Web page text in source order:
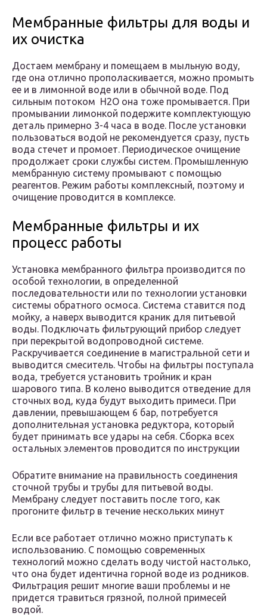
Мембранные фильтры для воды и
их очистка
Достаем мембрану и помещаем в мыльную воду,
где она отлично прополаскивается, можно промыть
ее и в лимонной воде или в обычной воде. Под
сильным потоком H2O она тоже промывается. При
промывании лимонкой подержите комплектующую
деталь примерно 3-4 часа в воде. После установки
пользоваться водой не рекомендуется сразу, пусть
вода стечет и промоет. Периодическое очищение
продолжает сроки службы систем. Промышленную
мембранную систему промывают с помощью
реагентов. Режим работы комплексный, поэтому и
очищение проводится в комплексе.
Мембранные фильтры и их
процесс работы
Установка мембранного фильтра производится по
особой технологии, в определенной
последовательности или по технологии установки
системы обратного осмоса. Система ставится под
мойку, а наверх выводится краник для питьевой
воды. Подключать фильтрующий прибор следует
при перекрытой водопроводной системе.
Раскручивается соединение в магистральной сети и
выводится смеситель. Чтобы на фильтры поступала
вода, требуется установить тройник и кран
шарового типа. В колено выводится отведение для
сточных вод, куда будут выходить примеси. При
давлении, превышающем 6 бар, потребуется
дополнительная установка редуктора, который
будет принимать все удары на себя. Сборка всех
остальных элементов проводится по инструкции
Обратите внимание на правильность соединения
сточной трубы и трубы для питьевой воды.
Мембрану следует поставить после того, как
прогоните фильтр в течение нескольких минут
Если все работает отлично можно приступать к
использованию. С помощью современных
технологий можно сделать воду чистой настолько,
что она будет идентична горной воде из родников.
Фильтрация решит многие ваши проблемы и не
придется травиться грязной, полной примесей
водой.